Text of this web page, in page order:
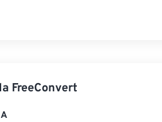
FreeConvert